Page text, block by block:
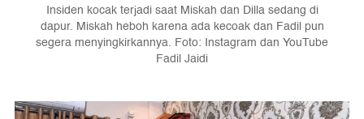
Insiden kocak terjadi saat Miskah dan Dilla sedang di
dapur. Miskah heboh karena ada kecoak dan Fadil pun
segera menyingkirkannya. Foto: Instagram dan YouTube
Fadil Jaidi